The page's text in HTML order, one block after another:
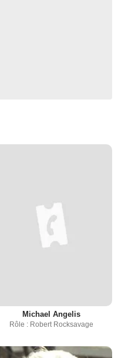
Michael Angelis
Rôle : Robert Rocksavage